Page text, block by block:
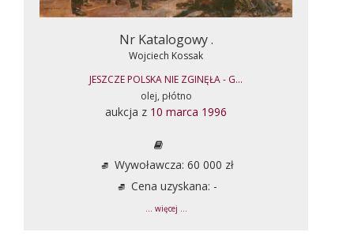
Nr Katalogowy .
Wojciech Kossak
JESZCZE POLSKA NIE ZGINĘŁA - G...
olej, płótno
aukcja z 10 marca 1996
Wywoławcza: 60 000 zł
Cena uzyskana: -
... więcej ...